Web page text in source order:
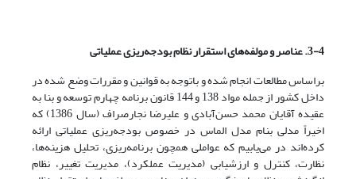
3-4. عناصر و مولفه‌های استقرار نظام بودجه‌ریزی عملیاتی
براساس مطالعات انجام شده و باتوجه به قوانین و مقررات وضع شده در
داخل کشور از جمله مواد 138 و 144 قانون برنامه چهارم توسعه و بنا به
عقیده آقایان محمد حسن‌آبادی و علیرضا نجار‌صراف (سال 1386) که
اخیراً مدلی بنام مدل الماس در خصوص بودجه‌ریزی عملیاتی ارائه
کرده‌اند در می‌یابیم که عواملی همچون برنامه‌ریزی، تحلیل هزینه‌ها،
نظارت، کنترل و ارزشیابی (مدیریت عملکرد)، مدیریت تغییر، نظام